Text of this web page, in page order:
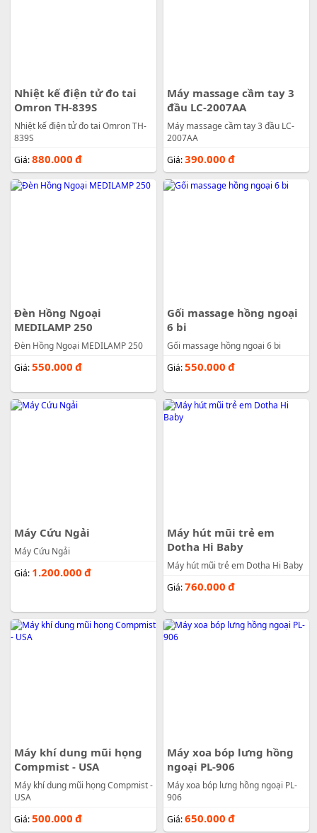
Nhiệt kế điện tử đo tai
Omron TH-839S
Nhiệt kế điện tử đo tai Omron TH-
839S
Giá:880.000 đ
Máy massage cầm tay 3
đầu LC-2007AA
Máy massage cầm tay 3 đầu LC-
2007AA
Giá:390.000 đ
Đèn Hồng Ngoại
MEDILAMP 250
Đèn Hồng Ngoại MEDILAMP 250
Giá:550.000 đ
Gối massage hồng ngoại
6 bi
Gối massage hồng ngoại 6 bi
Giá:550.000 đ
Máy Cứu Ngải
Máy Cứu Ngải
Giá: 1.200.000 đ
Máy hút mũi trẻ em
Dotha Hi Baby
Máy hút mũi trẻ em Dotha Hi Baby
Giá:760.000 đ
Máy khí dung mũi họng
Compmist - USA
Máy khí dung mũi họng Compmist -
USA
Giá:500.000 đ
Máy xoa bóp lưng hồng
ngoại PL-906
Máy xoa bóp lưng hồng ngoại PL-
906
Giá:650.000 đ